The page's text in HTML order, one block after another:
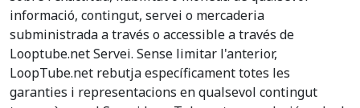
informació, contingut, servei o mercaderia
subministrada a través o accessible a través de
Looptube.net Servei. Sense limitar l'anterior,
LoopTube.net rebutja específicament totes les
garanties i representacions en qualsevol contingut